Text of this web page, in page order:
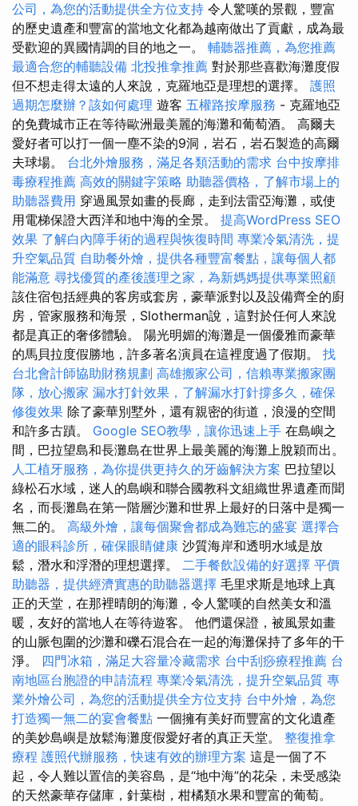
公司，為您的活動提供全方位支持 令人驚嘆的景觀，豐富
的歷史遺產和豐富的當地文化都為越南做出了貢獻，成為最
受歡迎的異國情調的目的地之一。 輔聽器推薦，為您推薦
最適合您的輔聽設備 北投推拿推薦 對於那些喜歡海灘度假
但不想走得太遠的人來說，克羅地亞是理想的選擇。 護照
過期怎麼辦？該如何處理 遊客 五權路按摩服務 - 克羅地亞
的免費城市正在等待歐洲最美麗的海灘和葡萄酒。 高爾夫
愛好者可以打一個一塵不染的9洞，岩石，岩石製造的高爾
夫球場。 台北外燴服務，滿足各類活動的需求 台中按摩排
毒療程推薦 高效的關鍵字策略 助聽器價格，了解市場上的
助聽器費用 穿過風景如畫的長廊，走到法雷亞海灘，或使
用電梯保證大西洋和地中海的全景。 提高WordPress SEO
效果 了解白內障手術的過程與恢復時間 專業冷氣清洗，提
升空氣品質 自助餐外燴，提供各種豐富餐點，讓每個人都
能滿意 尋找優質的產後護理之家，為新媽媽提供專業照顧
該住宿包括經典的客房或套房，豪華派對以及設備齊全的廚
房，管家服務和海景，Slotherman說，這對於任何人來說
都是真正的奢侈體驗。 陽光明媚的海灘是一個優雅而豪華
的馬貝拉度假勝地，許多著名演員在這裡度過了假期。 找
台北會計師協助財務規劃 高雄搬家公司，信賴專業搬家團
隊，放心搬家 漏水打針效果，了解漏水打針撐多久，確保
修復效果 除了豪華別墅外，還有親密的街道，浪漫的空間
和許多古蹟。 Google SEO教學，讓你迅速上手 在島嶼之
間，巴拉望島和長灘島在世界上最美麗的海灘上脫穎而出。
人工植牙服務，為你提供更持久的牙齒解決方案 巴拉望以
綠松石水域，迷人的島嶼和聯合國教科文組織世界遺產而聞
名，而長灘島在第一階層沙灘和世界上最好的日落中是獨一
無二的。 高級外燴，讓每個聚會都成為難忘的盛宴 選擇合
適的眼科診所，確保眼睛健康 沙質海岸和透明水域是放
鬆，潛水和浮潛的理想選擇。 二手餐飲設備的好選擇 平價
助聽器，提供經濟實惠的助聽器選擇 毛里求斯是地球上真
正的天堂，在那裡晴朗的海灘，令人驚嘆的自然美女和溫
暖，友好的當地人在等待遊客。 他們還保證，被風景如畫
的山脈包圍的沙灘和礫石混合在一起的海灘保持了多年的干
淨。 四門冰箱，滿足大容量冷藏需求 台中刮痧療程推薦 台
南地區台胞證的申請流程 專業冷氣清洗，提升空氣品質 專
業外燴公司，為您的活動提供全方位支持 台中外燴，為您
打造獨一無二的宴會餐點 一個擁有美好而豐富的文化遺產
的美妙島嶼是放鬆海灘度假愛好者的真正天堂。 整復推拿
療程 護照代辦服務，快速有效的辦理方案 這是一個了不
起，令人難以置信的美容島，是“地中海”的花朵，未受感染
的天然豪華存儲庫，針葉樹，柑橘類水果和豐富的葡萄。